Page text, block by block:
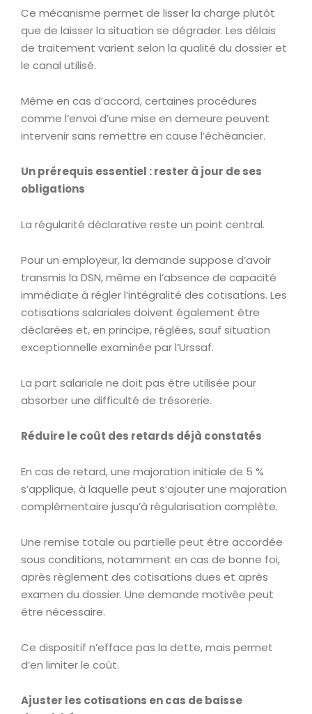
Ce mécanisme permet de lisser la charge plutôt
que de laisser la situation se dégrader. Les délais
de traitement varient selon la qualité du dossier et
le canal utilisé.
Même en cas d’accord, certaines procédures
comme l’envoi d’une mise en demeure peuvent
intervenir sans remettre en cause l’échéancier.
Un prérequis essentiel : rester à jour de ses
obligations
La régularité déclarative reste un point central.
Pour un employeur, la demande suppose d’avoir
transmis la DSN, même en l’absence de capacité
immédiate à régler l’intégralité des cotisations. Les
cotisations salariales doivent également être
déclarées et, en principe, réglées, sauf situation
exceptionnelle examinée par l’Urssaf.
La part salariale ne doit pas être utilisée pour
absorber une difficulté de trésorerie.
Réduire le coût des retards déjà constatés
En cas de retard, une majoration initiale de 5 %
s’applique, à laquelle peut s’ajouter une majoration
complémentaire jusqu’à régularisation complète.
Une remise totale ou partielle peut être accordée
sous conditions, notamment en cas de bonne foi,
après règlement des cotisations dues et après
examen du dossier. Une demande motivée peut
être nécessaire.
Ce dispositif n’efface pas la dette, mais permet
d’en limiter le coût.
Ajuster les cotisations en cas de baisse